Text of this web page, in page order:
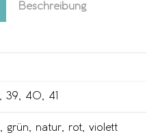
Beschreibung
39 40 41
grün natur rot violett